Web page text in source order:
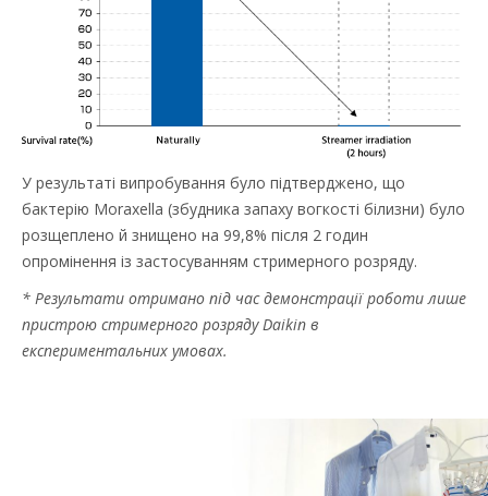
У результаті випробування було підтверджено, що
бактерію Moraxella (збудника запаху вогкості білизни) було
розщеплено й знищено на 99,8% після 2 годин
опромінення із застосуванням стримерного розряду.
* Результати отримано під час демонстрації роботи лише
пристрою стримерного розряду Daikin в
експериментальних умовах.